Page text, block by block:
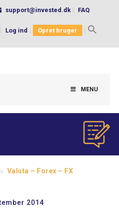
support@invested.dk FAQ
Log ind Opret bruger
Search
MENU
> Valuta – Forex – FX
2014